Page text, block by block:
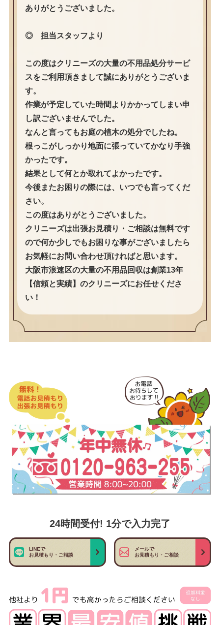
ありがとうございました。
◎ 担当スタッフより
この度はクリニーズの大量の不用品処分サービ
スをご利用頂きまして誠にありがとうございま
す。
作業が予定していた時間よりかかってしまい申
し訳ございませんでした。
なんと言ってもお庭の植木の処分でしたね。
根っこがしっかり地面に張っていてかなり手強
かったです。
結果として何とか取れてよかったです。
今後またお困りの際には、いつでも言ってくだ
さい。
この度はありがとうございました。
クリニーズは出張お見積り・ご相談は無料です
ので何か少しでもお困りな事がございましたら
お気軽にお問い合わせ頂ければと思います。
大阪市浪速区の大量の不用品回収は創業13年
【信頼と実績】のクリニーズにお任せくださ
い！
24時間受付! 1分で入力完了
LINEで
お見積もり・ご相談
メールで
お見積もり・ご相談